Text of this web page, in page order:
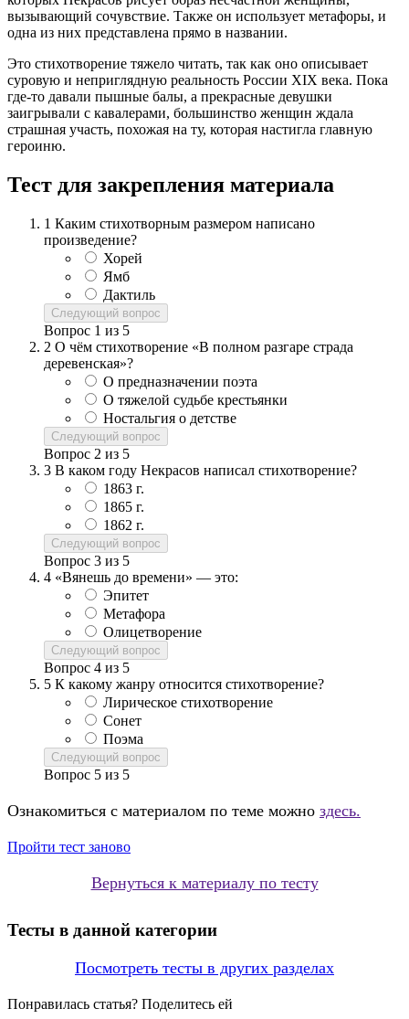
вызывающий сочувствие. Также он использует метафоры, и
одна из них представлена прямо в названии.
Это стихотворение тяжело читать, так как оно описывает
суровую и неприглядную реальность России XIX века. Пока
где-то давали пышные балы, а прекрасные девушки
заигрывали с кавалерами, большинство женщин ждала
страшная участь, похожая на ту, которая настигла главную
героиню.
Тест для закрепления материала
1 Каким стихотворным размером написано
произведение?
Хорей
Ямб
Дактиль
Следующий вопрос
Вопрос 1 из 5
2 О чём стихотворение «В полном разгаре страда
деревенская»?
О предназначении поэта
О тяжелой судьбе крестьянки
Ностальгия о детстве
Следующий вопрос
Вопрос 2 из 5
3 В каком году Некрасов написал стихотворение?
1863 г.
1865 г.
1862 г.
Следующий вопрос
Вопрос 3 из 5
4 «Вянешь до времени» — это:
Эпитет
Метафора
Олицетворение
Следующий вопрос
Вопрос 4 из 5
5 К какому жанру относится стихотворение?
Лирическое стихотворение
Сонет
Поэма
Следующий вопрос
Вопрос 5 из 5
Ознакомиться с материалом по теме можно здесь.
Пройти тест заново
Вернуться к материалу по тесту
Тесты в данной категории
Посмотреть тесты в других разделах
Понравилась статья? Поделитесь ей